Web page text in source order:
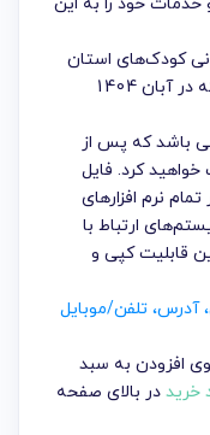
کودک‌های استان
بوده که در آبان 1404
85,000 تومان می باشد که پس از
خواهید کرد. فایل
نرم افزارهای
ارتباط با
قابلیت کپی و
آدرس، تلفن/موبایل
افزودن به سبد
خریددر بالای صفحه